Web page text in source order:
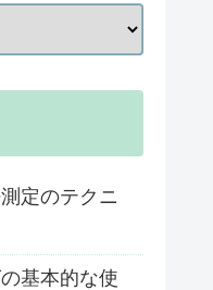
定のテクニ
基本的な使